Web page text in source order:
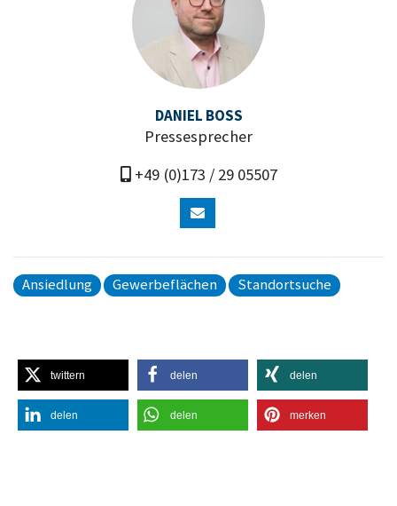
DANIEL BOSS
Pressesprecher
+49 (0)173 / 29 05507
Ansiedlung Gewerbeflächen Standortsuche
twittern delen delen
delen delen merken